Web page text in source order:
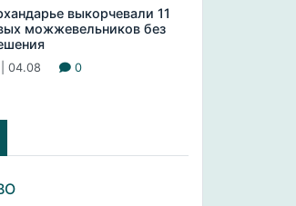
выкорчевали 11
можжевельников без
04.08 0